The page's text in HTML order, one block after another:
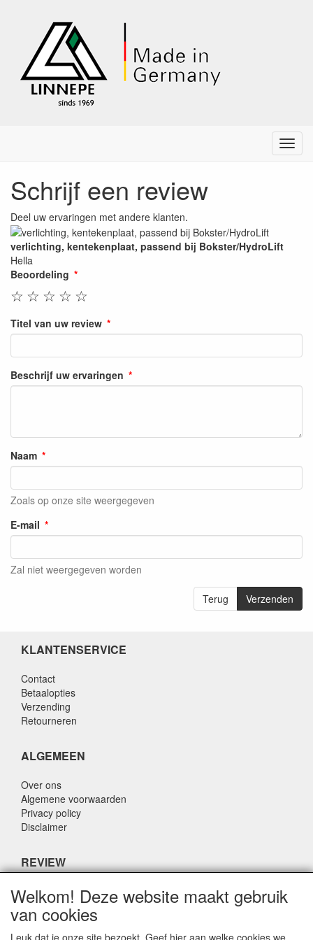
Menu
Schrijf een review
Deel uw ervaringen met andere klanten.
verlichting, kentekenplaat, passend bij Bokster/HydroLift
Hella
Beoordeling
☆
☆
☆
☆
☆
Titel van uw review
Beschrijf uw ervaringen
Naam
Zoals op onze site weergegeven
E-mail
Zal niet weergegeven worden
Terug Verzenden
KLANTENSERVICE
Contact
Betaalopties
Verzending
Retourneren
ALGEMEEN
Over ons
Algemene voorwaarden
Privacy policy
Disclaimer
REVIEW
Wat zeggen anderen over ons?
Klanten waarderen onze service, prijs en snelheid met een
gemiddeld cijfer van 8,9 (Q1 kwaliteitsrapport 2019)
Welkom! Deze website maakt gebruik
van cookies
Leuk dat je onze site bezoekt. Geef hier aan welke cookies we